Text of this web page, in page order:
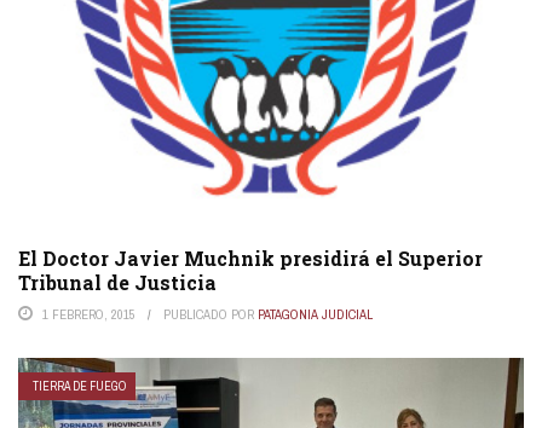
El Doctor Javier Muchnik presidirá el Superior
Tribunal de Justicia
1 FEBRERO, 2015 PUBLICADO POR PATAGONIA JUDICIAL
TIERRA DE FUEGO